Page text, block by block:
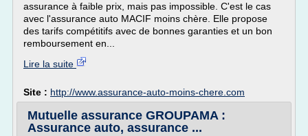
assurance à faible prix, mais pas impossible. C'est le cas
avec l'assurance auto MACIF moins chère. Elle propose
des tarifs compétitifs avec de bonnes garanties et un bon
remboursement en...
Lire la suite
Site : http://www.assurance-auto-moins-chere.com
Mutuelle assurance GROUPAMA :
Assurance auto, assurance ...